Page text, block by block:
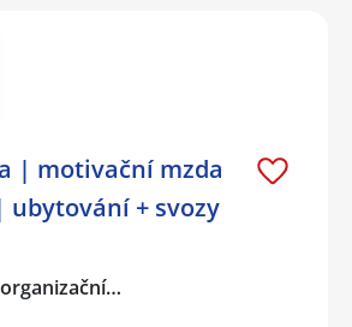
| motivační mzda
ubytování + svozy